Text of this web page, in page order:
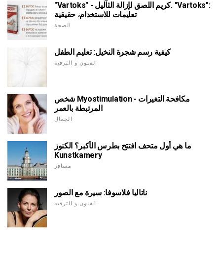
"Vartoks" - كريم اللصق لإزالة الثآليل. "Vartoks":
تعليمات للاستخدام، حقيقية
الصحة
كيفية رسم شجرة النخيل: تعليم الطفل
الفنون و الترفيه
شخص Myostimulation - مكافحة التغيرات
المرتبطة بالعمر
الجمال
ما هي أول متحف افتتح بطرس الأكبر؟ الكنوز
Kunstkamery
مسافر
ناتاليا فلاسوفا: سيرة مع الصور
الفنون و الترفيه